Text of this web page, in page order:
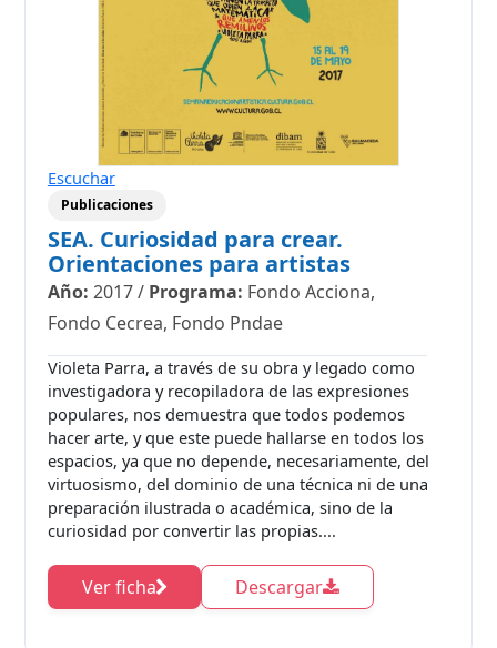
Escuchar
Publicaciones
SEA. Curiosidad para crear.
Orientaciones para artistas
Año: 2017/ Programa: Fondo Acciona,
Fondo Cecrea, Fondo Pndae
Violeta Parra, a través de su obra y legado como
investigadora y recopiladora de las expresiones
populares, nos demuestra que todos podemos
hacer arte, y que este puede hallarse en todos los
espacios, ya que no depende, necesariamente, del
virtuosismo, del dominio de una técnica ni de una
preparación ilustrada o académica, sino de la
curiosidad por convertir las propias....
Ver ficha Descargar